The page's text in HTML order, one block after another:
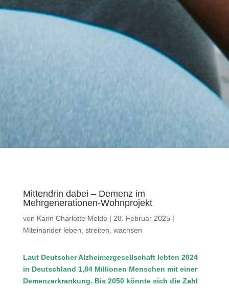
Mittendrin dabei – Demenz im
Mehrgenerationen-Wohnprojekt
von Karin Charlotte Melde | 28. Februar 2025 |
Miteinander leben, streiten, wachsen
Laut Deutscher Alzheimergesellschaft lebten 2024
in Deutschland 1,84 Millionen Menschen mit einer
Demenzerkrankung. Bis 2050 könnte sich die Zahl